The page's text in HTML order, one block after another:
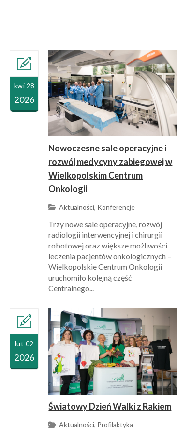
kwi 28
2026
Nowoczesne sale operacyjne i
rozwój medycyny zabiegowej w
Wielkopolskim Centrum
Onkologii
Aktualności, Konferencje
Trzy nowe sale operacyjne, rozwój
radiologii interwencyjnej i chirurgii
robotowej oraz większe możliwości
leczenia pacjentów onkologicznych –
Wielkopolskie Centrum Onkologii
uruchomiło kolejną część
Centralnego...
lut 02
2026
Światowy Dzień Walki z Rakiem
Aktualności, Profilaktyka